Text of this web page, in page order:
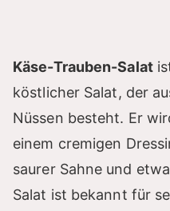
Käse-Trauben-Salat
köstlicher Salat, der
Nüssen besteht. Er
einem cremigen
saurer Sahne und
Salat ist bekannt für